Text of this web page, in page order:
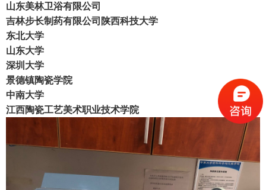
山东美林卫浴有限公司
吉林步长制药有限公司 陕西科技大学
东北大学
山东大学
深圳大学
景德镇陶瓷学院
中南大学
江西陶瓷工艺美术职业技术学院